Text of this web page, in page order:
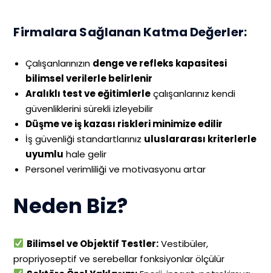
Firmalara Sağlanan Katma Değerler:
Çalışanlarınızın denge ve refleks kapasitesi
bilimsel verilerle belirlenir
Aralıklı test ve eğitimlerleçalışanlarınız kendi
güvenliklerini sürekli izleyebilir
Düşme ve iş kazası riskleri minimize edilir
İş güvenliği standartlarınız uluslararası kriterlerle
uyumlu hale gelir
Personel verimliliği ve motivasyonu artar
Neden Biz?
Bilimsel ve Objektif Testler:Vestibüler,
propriyoseptif ve serebellar fonksiyonlar ölçülür